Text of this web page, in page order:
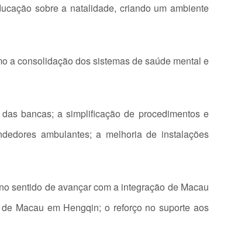
sobre a natalidade, criando um ambiente
a consolidação dos sistemas de saúde mental e
bancas; a simplificação de procedimentos e
ambulantes; a melhoria de instalações
sentido de avançar com a integração de Macau
Macau em Hengqin; o reforço no suporte aos